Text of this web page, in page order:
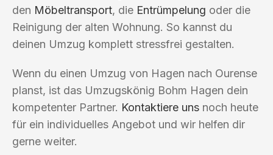
den Möbeltransport, die Entrümpelung oder die
Reinigung der alten Wohnung. So kannst du
deinen Umzug komplett stressfrei gestalten.
Wenn du einen Umzug von Hagen nach Ourense
planst, ist das Umzugskönig Bohm Hagen dein
kompetenter Partner. Kontaktiere uns noch heute
für ein individuelles Angebot und wir helfen dir
gerne weiter.